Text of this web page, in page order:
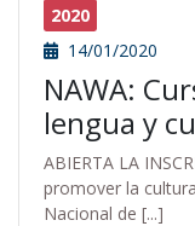
2020
14/01/2020
NAWA:
lengua y
ABIERTA LA
promover la
Nacional de [...]